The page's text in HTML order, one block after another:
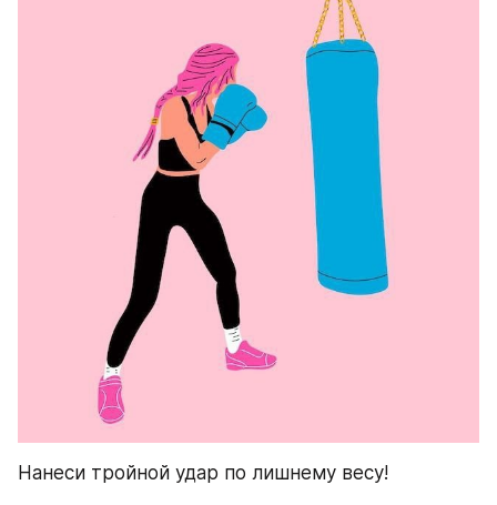
Нанеси тройной удар по лишнему весу!